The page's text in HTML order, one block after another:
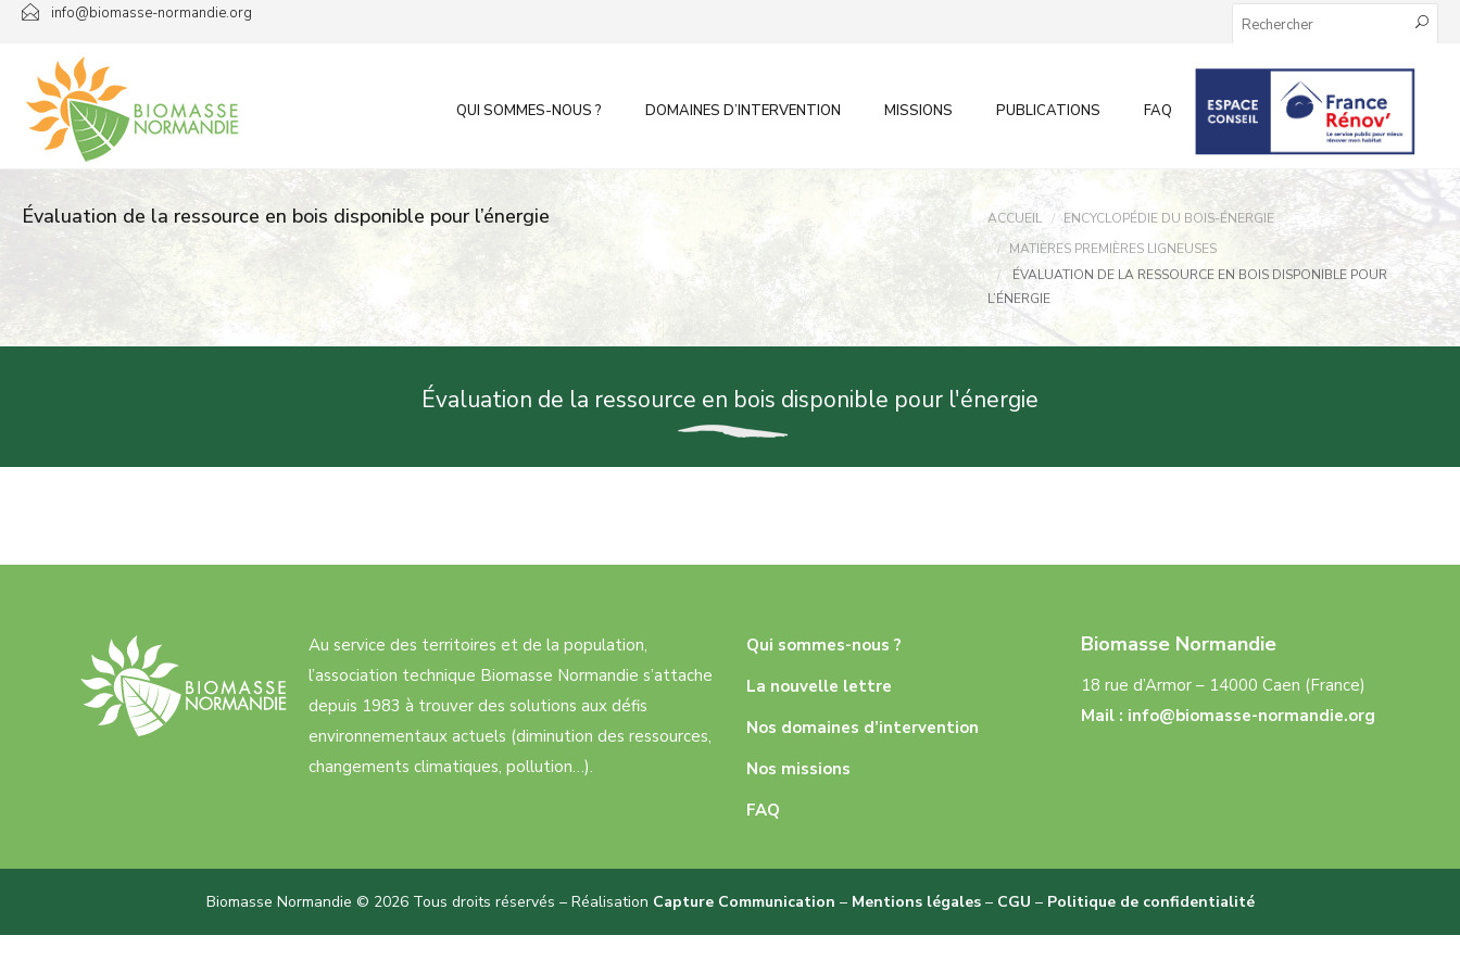
Passer
contenu
info@biomasse-normandie.org
QUI SOMMES-NOUS ? DOMAINES D’INTERVENTION MISSIONS PUBLICATIONS FAQ INFOS AUX PARTICULIERS
Évaluation de la ressource en bois disponible pour l’énergie ACCUEIL
ENCYCLOPÉDIE DU BOIS-ÉNERGIE
MATIÈRES PREMIÈRES LIGNEUSES
ÉVALUATION DE LA RESSOURCE EN BOIS DISPONIBLE POUR
L’ÉNERGIE
Évaluation de la ressource en bois disponible pour l'énergie
Au service des territoires et de la population,
l’association technique Biomasse Normandie s’attache
depuis 1983 à trouver des solutions aux défis
environnementaux actuels (diminution des ressources,
changements climatiques, pollution…).
Qui sommes-nous ?
La nouvelle lettre
Nos domaines d’intervention
Nos missions
FAQ
Biomasse Normandie
18 rue d’Armor – 14000 Caen (France)
Mail : info@biomasse-normandie.org
Biomasse Normandie © 2026 Tous droits réservés – Réalisation Capture Communication – Mentions légales– CGU – Politique de confidentialité